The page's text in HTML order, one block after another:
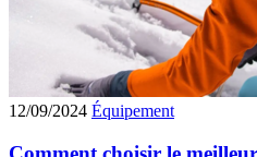
12/09/2024 Équipement